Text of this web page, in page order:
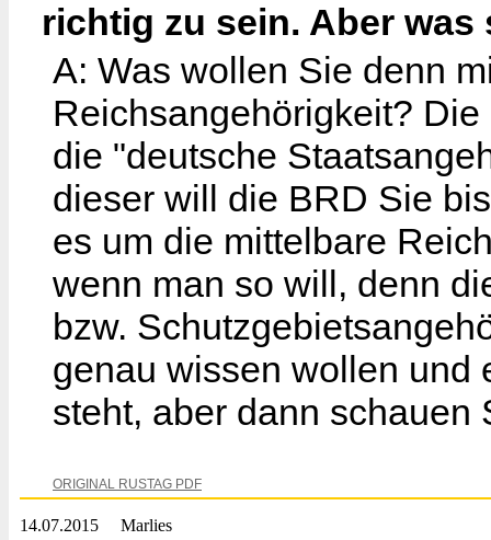
richtig zu sein. Aber was
A: Was wollen Sie denn
Reichsangehörigkeit?
die "deutsche
dieser will die BRD Sie
es um die mittelbare
wenn man so will, denn
bzw.
genau wissen wollen und
steht, aber dann schauen
ORIGINAL RUSTAG PDF
14.07.2015 Marlies